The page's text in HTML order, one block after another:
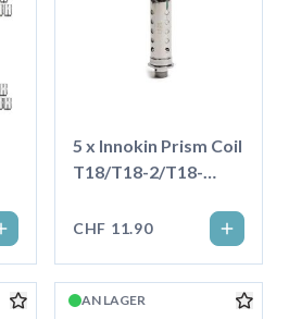
5 x Innokin Prism Coil
T18/T18-2/T18-
CHF 11.90
AN LAGER